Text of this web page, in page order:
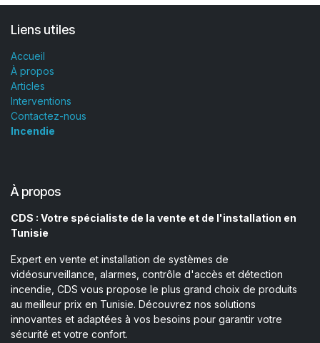
Liens utiles
Accueil
À propos
Articles
Interventions
Contactez-nous
Incendie
À propos
CDS : Votre spécialiste de la vente et de l'installation en
Tunisie
Expert en vente et installation de systèmes de
vidéosurveillance, alarmes, contrôle d'accès et détection
incendie, CDS vous propose le plus grand choix de produits
au meilleur prix en Tunisie. Découvrez nos solutions
innovantes et adaptées à vos besoins pour garantir votre
sécurité et votre confort.